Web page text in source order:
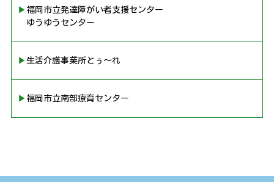
▶︎福岡市立発達障がい者支援センター
ゆうゆうセンター
▶︎生活介護事業所とぅ〜れ
▶︎福岡市立南部療育センター